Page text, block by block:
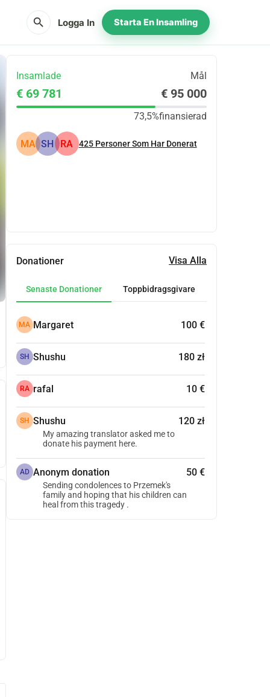
search Logga In Starta En Insamling
Insamlade Mål
€ 69 781 € 95 000
73,5%finansierad
MA SH RA 425 Personer Som Har Donerat
Donationer Visa Alla
Senaste Donationer Toppbidragsgivare
MA Margaret 100 €
SH Shushu 180 zł
RA rafal 10 €
SH Shushu 120 zł
My amazing translator asked me to
donate his payment here.
AD Anonym donation 50 €
Sending condolences to Przemek's
family and hoping that his children can
heal from this tragedy .